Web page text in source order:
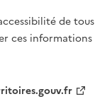
de tous
ces informations